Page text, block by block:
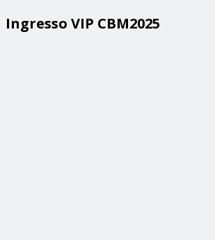
Ingresso VIP CBM2025